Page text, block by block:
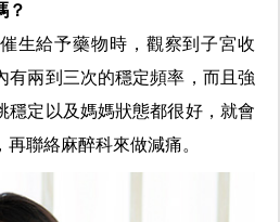
？
生給予藥物時，觀察到子宮收
有兩到三次的穩定頻率，而且強
穩定以及媽媽狀態都很好，就會
聯絡麻醉科來做減痛。